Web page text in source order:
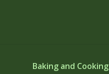
Baking and Cooking